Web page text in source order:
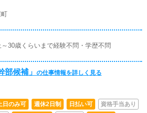
新業務ヘブンネットなど、ポータルサイト等の
ント、求人ブログの作成となります。基本的に
問題ありません。PCが苦手な人でも簡単にで
いただくため、店内の清掃や備品の管理・補充を
だきます。
30歳くらいまで経験不問・学歴不問
部候補」 の仕事情報を詳しく見る
日のみ可 週休2日制 日払い可
資格手当あり